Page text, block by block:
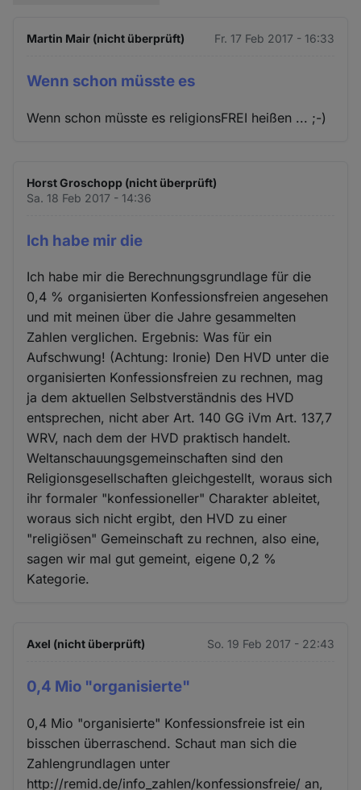
Martin Mair (nicht überprüft) Fr. 17 Feb 2017 - 16:33
Wenn schon müsste es
Wenn schon müsste es religionsFREI heißen ... ;-)
Horst Groschopp (nicht überprüft)
Sa. 18 Feb 2017 - 14:36
Ich habe mir die
Ich habe mir die Berechnungsgrundlage für die
0,4 % organisierten Konfessionsfreien angesehen
und mit meinen über die Jahre gesammelten
Zahlen verglichen. Ergebnis: Was für ein
Aufschwung! (Achtung: Ironie) Den HVD unter die
organisierten Konfessionsfreien zu rechnen, mag
ja dem aktuellen Selbstverständnis des HVD
entsprechen, nicht aber Art. 140 GG iVm Art. 137,7
WRV, nach dem der HVD praktisch handelt.
Weltanschauungsgemeinschaften sind den
Religionsgesellschaften gleichgestellt, woraus sich
ihr formaler "konfessioneller" Charakter ableitet,
woraus sich nicht ergibt, den HVD zu einer
"religiösen" Gemeinschaft zu rechnen, also eine,
sagen wir mal gut gemeint, eigene 0,2 %
Kategorie.
Axel (nicht überprüft) So. 19 Feb 2017 - 22:43
0,4 Mio "organisierte"
0,4 Mio "organisierte" Konfessionsfreie ist ein
bisschen überraschend. Schaut man sich die
Zahlengrundlagen unter
http://remid.de/info_zahlen/konfessionsfreie/ an,